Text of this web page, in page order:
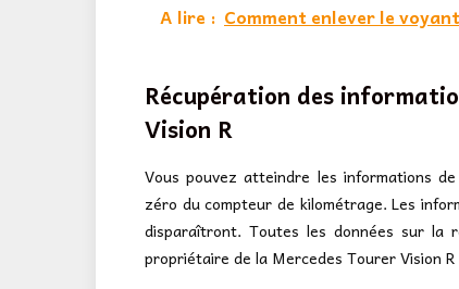
A lire : Comment enlever le
Récupération des
Vision R
Vous pouvez atteindre les informations
zéro du compteur de kilométrage. Les
disparaîtront. Toutes les données sur la
propriétaire de la Mercedes Tourer Vision